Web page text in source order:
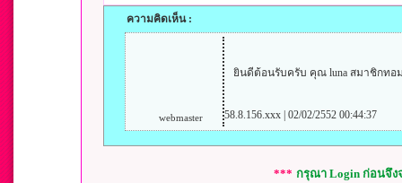
ความคิดเห็น :
webmaster
ยินดีต้อนรับครับ คุณ luna สมาชิกทอ
58.8.156.xxx | 02/02/2552 00:44:37
*** กรุณา Login ก่อนจึง